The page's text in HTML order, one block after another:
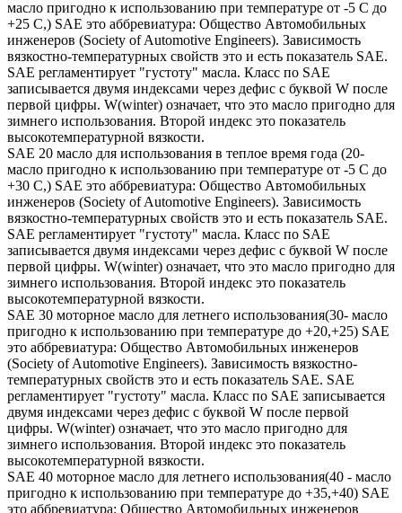
масло пригодно к использованию при температуре от -5 С до
+25 С,) SAE это аббревиатура: Общество Автомобильных
инженеров (Society of Automotive Engineers). Зависимость
вязкостно-температурных свойств это и есть показатель SAE.
SAE регламентирует "густоту" масла. Класс по SAE
записывается двумя индексами через дефис с буквой W после
первой цифры. W(winter) означает, что это масло пригодно для
зимнего использования. Второй индекс это показатель
высокотемпературной вязкости.
SAE 20 масло для использования в теплое время года (20-
масло пригодно к использованию при температуре от -5 С до
+30 С,) SAE это аббревиатура: Общество Автомобильных
инженеров (Society of Automotive Engineers). Зависимость
вязкостно-температурных свойств это и есть показатель SAE.
SAE регламентирует "густоту" масла. Класс по SAE
записывается двумя индексами через дефис с буквой W после
первой цифры. W(winter) означает, что это масло пригодно для
зимнего использования. Второй индекс это показатель
высокотемпературной вязкости.
SAE 30 моторное масло для летнего использования(30- масло
пригодно к использованию при температуре до +20,+25) SAE
это аббревиатура: Общество Автомобильных инженеров
(Society of Automotive Engineers). Зависимость вязкостно-
температурных свойств это и есть показатель SAE. SAE
регламентирует "густоту" масла. Класс по SAE записывается
двумя индексами через дефис с буквой W после первой
цифры. W(winter) означает, что это масло пригодно для
зимнего использования. Второй индекс это показатель
высокотемпературной вязкости.
SAE 40 моторное масло для летнего использования(40 - масло
пригодно к использованию при температуре до +35,+40) SAE
это аббревиатура: Общество Автомобильных инженеров